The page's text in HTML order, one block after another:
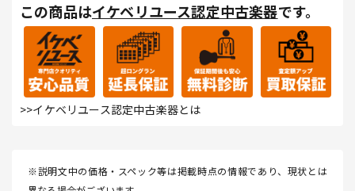
この商品はイケベリユース認定中古楽器です。
>>イケベリユース認定中古楽器とは
※説明文中の価格・スペック等は掲載時点の情報であり、現状とは